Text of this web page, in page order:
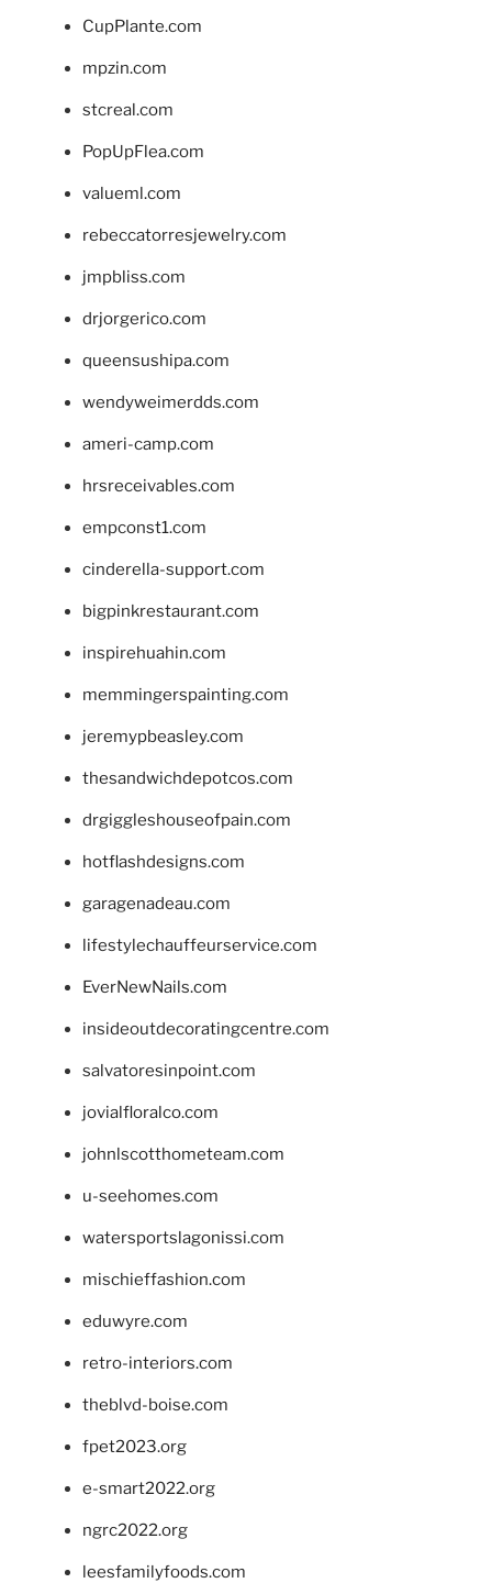
CupPlante.com
mpzin.com
stcreal.com
PopUpFlea.com
valueml.com
rebeccatorresjewelry.com
jmpbliss.com
drjorgerico.com
queensushipa.com
wendyweimerdds.com
ameri-camp.com
hrsreceivables.com
empconst1.com
cinderella-support.com
bigpinkrestaurant.com
inspirehuahin.com
memmingerspainting.com
jeremypbeasley.com
thesandwichdepotcos.com
drgiggleshouseofpain.com
hotflashdesigns.com
garagenadeau.com
lifestylechauffeurservice.com
EverNewNails.com
insideoutdecoratingcentre.com
salvatoresinpoint.com
jovialfloralco.com
johnlscotthometeam.com
u-seehomes.com
watersportslagonissi.com
mischieffashion.com
eduwyre.com
retro-interiors.com
theblvd-boise.com
fpet2023.org
e-smart2022.org
ngrc2022.org
leesfamilyfoods.com